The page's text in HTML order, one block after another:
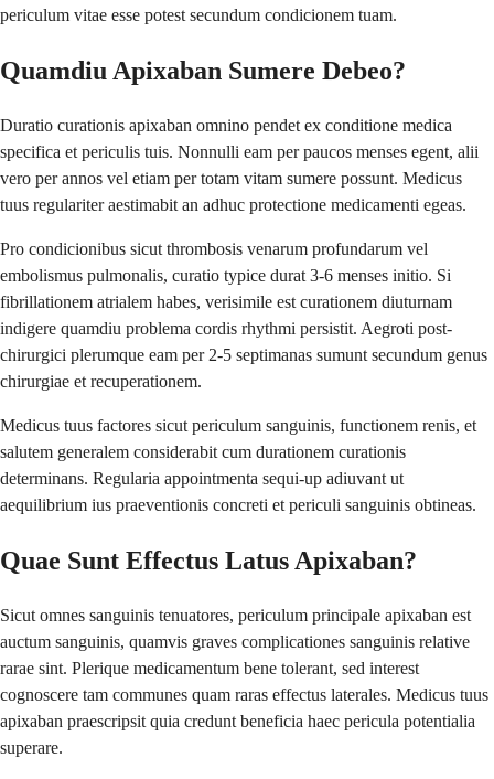
periculum vitae esse potest secundum condicionem tuam.
Quamdiu Apixaban Sumere Debeo?
Duratio curationis apixaban omnino pendet ex conditione medica
specifica et periculis tuis. Nonnulli eam per paucos menses egent, alii
vero per annos vel etiam per totam vitam sumere possunt. Medicus
tuus regulariter aestimabit an adhuc protectione medicamenti egeas.
Pro condicionibus sicut thrombosis venarum profundarum vel
embolismus pulmonalis, curatio typice durat 3-6 menses initio. Si
fibrillationem atrialem habes, verisimile est curationem diuturnam
indigere quamdiu problema cordis rhythmi persistit. Aegroti post-
chirurgici plerumque eam per 2-5 septimanas sumunt secundum genus
chirurgiae et recuperationem.
Medicus tuus factores sicut periculum sanguinis, functionem renis, et
salutem generalem considerabit cum durationem curationis
determinans. Regularia appointmenta sequi-up adiuvant ut
aequilibrium ius praeventionis concreti et periculi sanguinis obtineas.
Quae Sunt Effectus Latus Apixaban?
Sicut omnes sanguinis tenuatores, periculum principale apixaban est
auctum sanguinis, quamvis graves complicationes sanguinis relative
rarae sint. Plerique medicamentum bene tolerant, sed interest
cognoscere tam communes quam raras effectus laterales. Medicus tuus
apixaban praescripsit quia credunt beneficia haec pericula potentialia
superare.